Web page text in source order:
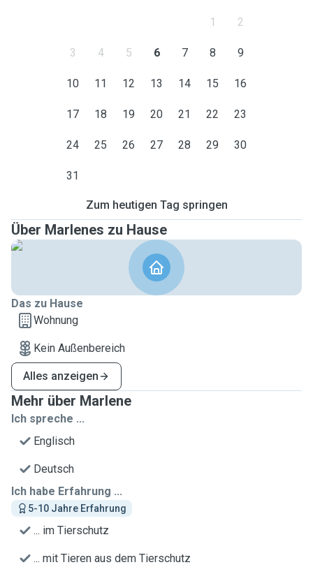
1 2
3 4 5 6 7 8 9
10 11 12 13 14 15 16
17 18 19 20 21 22 23
24 25 26 27 28 29 30
31
Zum heutigen Tag springen
Über Marlenes zu Hause
Das zu Hause
Wohnung
Kein Außenbereich
Alles anzeigen
Mehr über Marlene
Ich spreche ...
Englisch
Deutsch
Ich habe Erfahrung ...
5-10 Jahre Erfahrung
... im Tierschutz
... mit Tieren aus dem Tierschutz